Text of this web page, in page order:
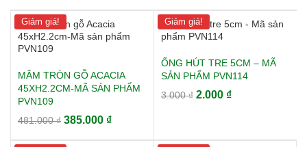
Giảm giá!
MÂM TRÒN GỖ ACACIA
45XH2.2CM-MÃ SẢN PHẨM
PVN109
481.000₫ Giá
385.000 ₫Giá
Giảm giá!
ỐNG HÚT TRE 5CM – MÃ
SẢN PHẨM PVN114
3.000₫ Giá
3.000 ₫.
2.000 ₫Giá
là: